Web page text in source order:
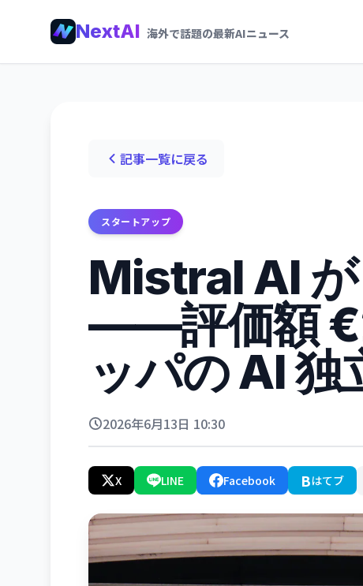
NextAI 海外で話題の最新AIニュース
記事一覧に戻る
スタートアップ
Mistral AI
——評価額
ッパの AI 独
2026年6月13日 10:30
X LINE Facebook Bはてブ